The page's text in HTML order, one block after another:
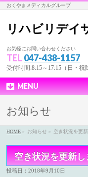
おくやまメディカルグループ
リハビリデイ
お気軽にお問い合わせください
TEL 047-438-1157
受付時間:8:15～17:15（日・祝
MENU
お知らせ
HOME » お知らせ » 空き状況を更新
空き状況を更新
投稿日：2018年9月10日